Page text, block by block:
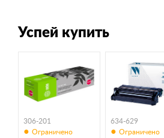
Успей купить
306-201 634-629